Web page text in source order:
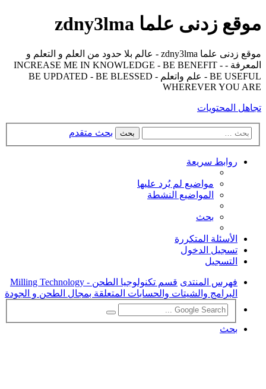
موقع زدنى علما zdny3lma
موقع زدنى علما zdny3lma - عالم بلا حدود من العلم و التعلم و
المعرفة - INCREASE ME IN KNOWLEDGE - BE BENEFIT -
BE USEFUL - علم واتعلم - BE UPDATED - BE BLESSED
WHEREVER YOU ARE
تجاهل المحتويات
بحث بحث متقدم
روابط سريعة
مواضيع لم يُرد عليها
المواضيع النشطة
بحث
الأسئلة المتكررة
تسجيل الدخول
التسجيل
فهرس المنتدى قسم تكنولوجيا الطحن - Milling Technology
البرامج والشيتات والحسابات المتعلقة بمجال الطحن و الجودة
بحث